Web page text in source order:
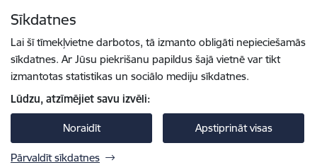
Sīkdatnes
Lai šī tīmekļvietne darbotos, tā izmanto obligāti nepieciešamās
sīkdatnes. Ar Jūsu piekrišanu papildus šajā vietnē var tikt
izmantotas statistikas un sociālo mediju sīkdatnes.
Lūdzu, atzīmējiet savu izvēli:
Noraidīt Apstiprināt visas
Pārvaldīt sīkdatnes